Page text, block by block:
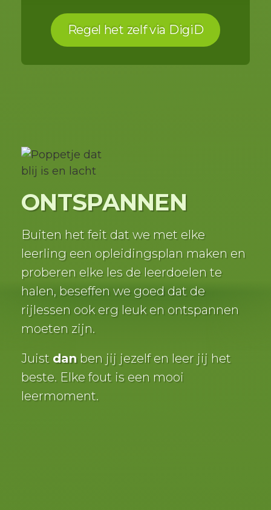
Regel het zelf via DigiD
ONTSPANNEN
Buiten het feit dat we met elke
leerling een opleidingsplan maken en
proberen elke les de leerdoelen te
halen, beseffen we goed dat de
rijlessen ook erg leuk en ontspannen
moeten zijn.
Juist danben jij jezelf en leer jij het
beste. Elke fout is een mooi
leermoment.